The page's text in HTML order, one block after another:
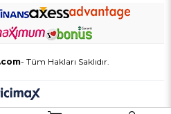
- Tüm Hakları Saklıdır.